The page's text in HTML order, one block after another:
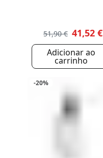
51,90 € 41,52 €
Adicionar ao
carrinho
-20%